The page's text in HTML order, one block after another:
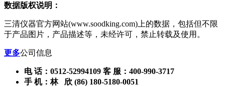
数据版权说明：
三清仪器官方网站(www.soodking.com)上的数据，包括但不限
于产品图片，产品描述等，未经许可，禁止转载及使用。
更多公司信息
电 话：0512-52994109 客 服：400-990-3717
手 机：林 欣 (86) 180-5180-0051